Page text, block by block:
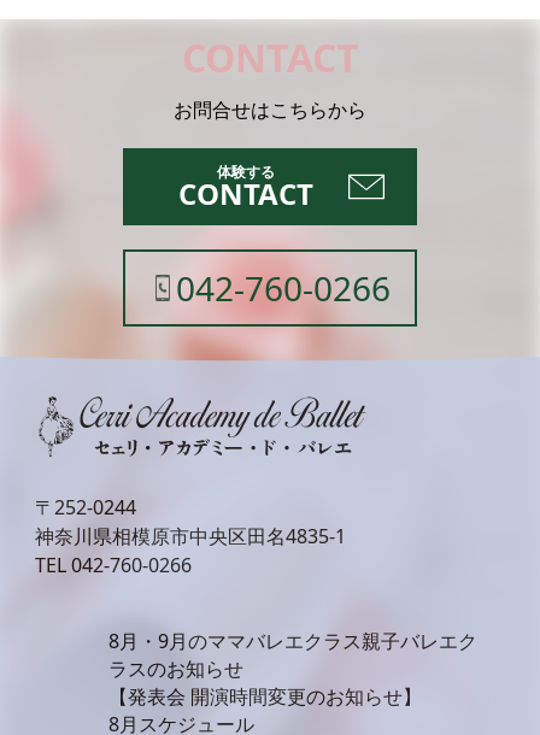
CONTACT
お問合せはこちらから
CONTACT
042-760-0266
〒252-0244
神奈川県相模原市中央区田名4835-1
TEL042-760-0266
8月・9月のママバレエクラス親子バレエク
ラスのお知らせ
【発表会 開演時間変更のお知らせ】
8月スケジュール